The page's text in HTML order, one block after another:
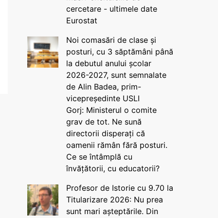
cercetare - ultimele date
Eurostat
Noi comasări de clase și
posturi, cu 3 săptămâni până
la debutul anului școlar
2026-2027, sunt semnalate
de Alin Badea, prim-
vicepreședinte USLI
Gorj: Ministerul o comite
grav de tot. Ne sună
directorii disperați că
oamenii rămân fără posturi.
Ce se întâmplă cu
învățătorii, cu educatorii?
Profesor de Istorie cu 9.70 la
Titularizare 2026: Nu prea
sunt mari așteptările. Din